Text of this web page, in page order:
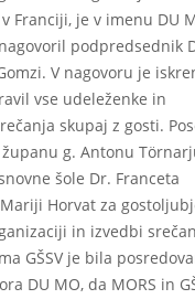
Franciji, je v imenu DU
podpredsednik
V nagovoru je
vse udeleženke in
skupaj z gosti.
g. Antonu
šole Dr. Franceta
Horvat za
in izvedbi
GŠSV je bila
DU MO, da MORS in